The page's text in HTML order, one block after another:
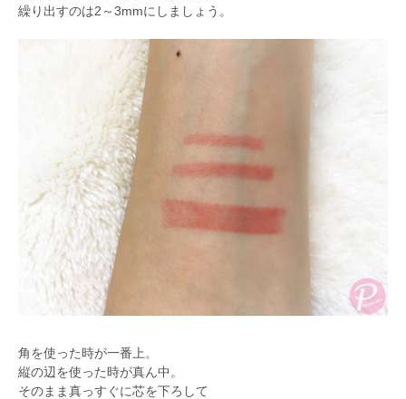
繰り出すのは2～3mmにしましょう。
角を使った時が一番上。
縦の辺を使った時が真ん中。
そのまま真っすぐに芯を下ろして